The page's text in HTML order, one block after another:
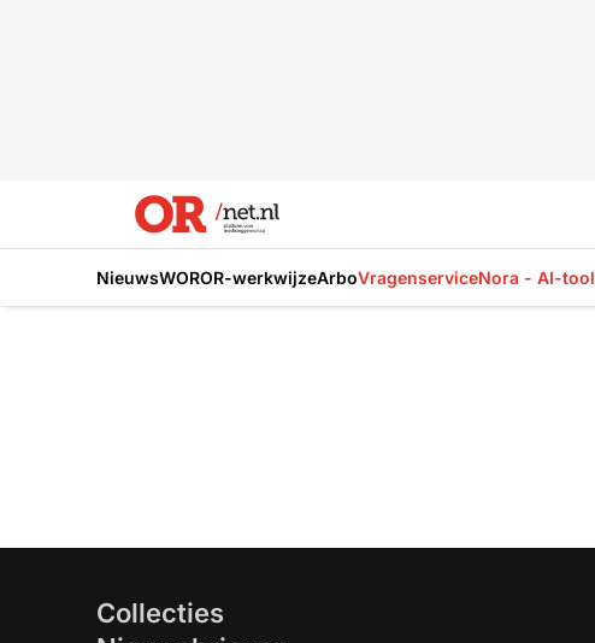
NieuwsWOROR-werkwijzeArboVragenserviceNora - AI-tool
Collecties